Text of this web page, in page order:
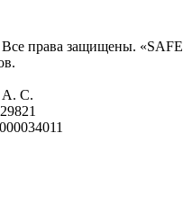
права защищены.
С.